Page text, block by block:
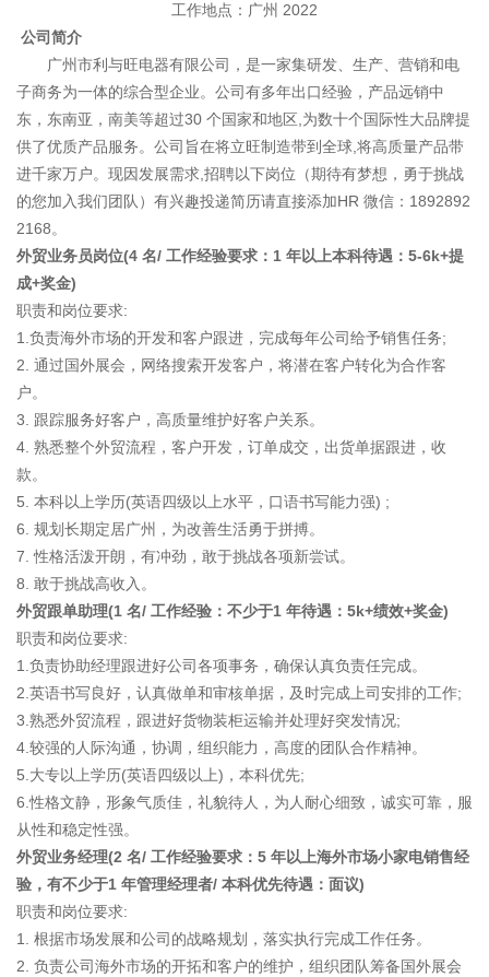
工作地点：广州 2022
公司简介
广州市利与旺电器有限公司，是一家集研发、生产、营销和电
子商务为一体的综合型企业。公司有多年出口经验，产品远销中
东，东南亚，南美等超过30 个国家和地区,为数十个国际性大品牌提
供了优质产品服务。公司旨在将立旺制造带到全球,将高质量产品带
进千家万户。现因发展需求,招聘以下岗位（期待有梦想，勇于挑战
的您加入我们团队）有兴趣投递简历请直接添加HR 微信：1892892
2168。
外贸业务员岗位(4 名/ 工作经验要求：1 年以上本科待遇：5-6k+提
成+奖金)
职责和岗位要求:
1.负责海外市场的开发和客户跟进，完成每年公司给予销售任务;
2. 通过国外展会，网络搜索开发客户，将潜在客户转化为合作客
户。
3. 跟踪服务好客户，高质量维护好客户关系。
4. 熟悉整个外贸流程，客户开发，订单成交，出货单据跟进，收
款。
5. 本科以上学历(英语四级以上水平，口语书写能力强) ;
6. 规划长期定居广州，为改善生活勇于拼搏。
7. 性格活泼开朗，有冲劲，敢于挑战各项新尝试。
8. 敢于挑战高收入。
外贸跟单助理(1 名/ 工作经验：不少于1 年待遇：5k+绩效+奖金)
职责和岗位要求:
1.负责协助经理跟进好公司各项事务，确保认真负责任完成。
2.英语书写良好，认真做单和审核单据，及时完成上司安排的工作;
3.熟悉外贸流程，跟进好货物装柜运输并处理好突发情况;
4.较强的人际沟通，协调，组织能力，高度的团队合作精神。
5.大专以上学历(英语四级以上)，本科优先;
6.性格文静，形象气质佳，礼貌待人，为人耐心细致，诚实可靠，服
从性和稳定性强。
外贸业务经理(2 名/ 工作经验要求：5 年以上海外市场小家电销售经
验，有不少于1 年管理经理者/ 本科优先待遇：面议)
职责和岗位要求:
1. 根据市场发展和公司的战略规划，落实执行完成工作任务。
2. 负责公司海外市场的开拓和客户的维护，组织团队筹备国外展会